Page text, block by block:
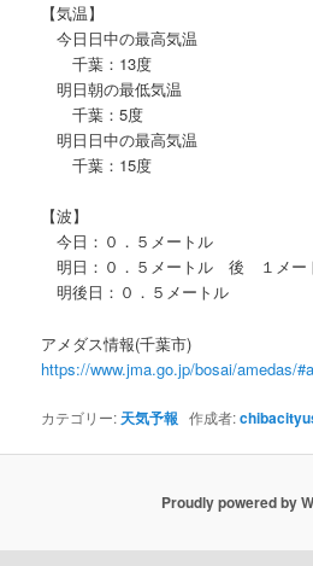
【気温】
今日日中の最高気温
千葉：13度
明日朝の最低気温
千葉：5度
明日日中の最高気温
千葉：15度
【波】
今日：０．５メートル
明日：０．５メートル 後 １メー
明後日：０．５メートル
アメダス情報(千葉市)
https://www.jma.go.jp/bosai/amedas/
カテゴリー: 天気予報 作成者:
Proudly powered by